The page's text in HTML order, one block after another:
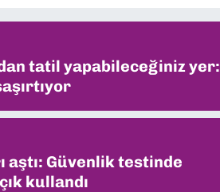
tatil yapabileceğiniz yer:
aştı: Güvenlik testinde
kullandı